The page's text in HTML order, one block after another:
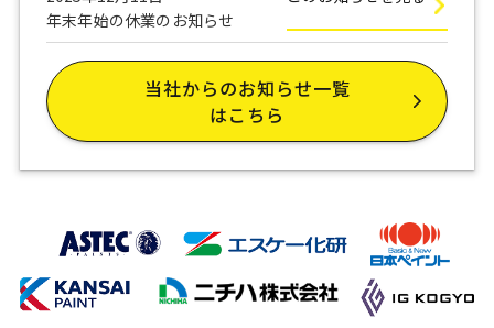
年末年始の休業のお知らせ
当社からのお知らせ一覧
はこちら